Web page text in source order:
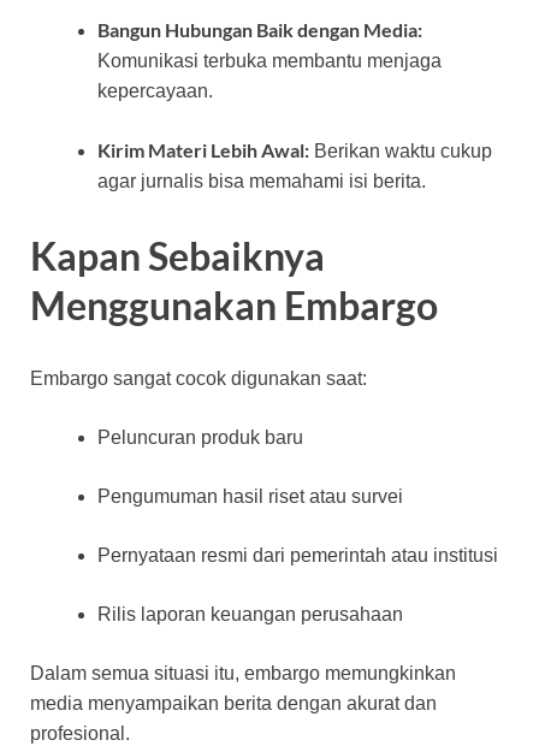
Bangun Hubungan Baik dengan Media:
Komunikasi terbuka membantu menjaga
kepercayaan.
Kirim Materi Lebih Awal: Berikan waktu cukup
agar jurnalis bisa memahami isi berita.
Kapan Sebaiknya
Menggunakan Embargo
Embargo sangat cocok digunakan saat:
Peluncuran produk baru
Pengumuman hasil riset atau survei
Pernyataan resmi dari pemerintah atau institusi
Rilis laporan keuangan perusahaan
Dalam semua situasi itu, embargo memungkinkan
media menyampaikan berita dengan akurat dan
profesional.